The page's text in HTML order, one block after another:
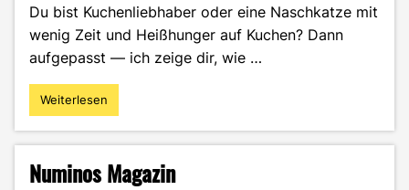
Du bist Kuchenliebhaber oder eine Naschkatze mit
wenig Zeit und Heißhunger auf Kuchen? Dann
aufgepasst — ich zeige dir, wie …
"Tassenkuchen
—
der
Weiterlesen
Numinos Magazin